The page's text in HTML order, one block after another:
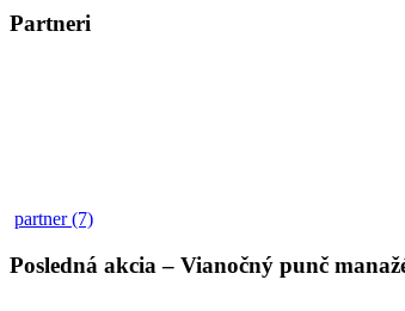
Partneri
partner (7)
Posledná akcia – Vianočný punč